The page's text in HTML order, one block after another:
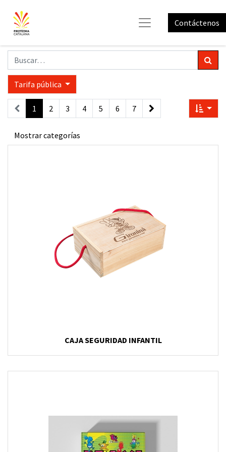
Contáctenos
Tarifa pública
1 2 3 4 5 6 7
Mostrar categorías
CAJA SEGURIDAD INFANTIL